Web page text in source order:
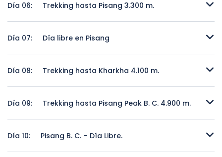
Día 06:
Trekking hasta Pisang 3.300 m.
Día 07:
Día libre en Pisang
Día 08:
Trekking hasta Kharkha 4.100 m.
Día 09:
Trekking hasta Pisang Peak B. C. 4.900 m.
Día 10:
Pisang B. C. – Día Libre.